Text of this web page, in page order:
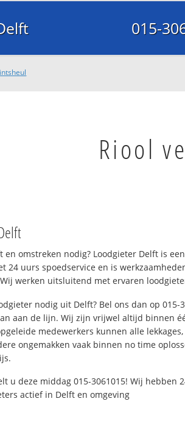
015-
Riool
omstreken nodig? Loodgieter Delft is
24 uurs spoedservice en is
werken uitsluitend met ervaren
nodig uit Delft? Bel ons dan op 015-
aan de lijn. Wij zijn vrijwel altijd binnen
medewerkers kunnen alle lekkages,
ongemakken vaak binnen no time
u deze middag 015-3061015! Wij hebben
actief in Delft en omgeving